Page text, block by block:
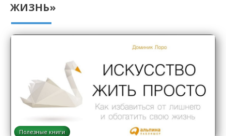
ЖИЗНЬ»
Полезные книги